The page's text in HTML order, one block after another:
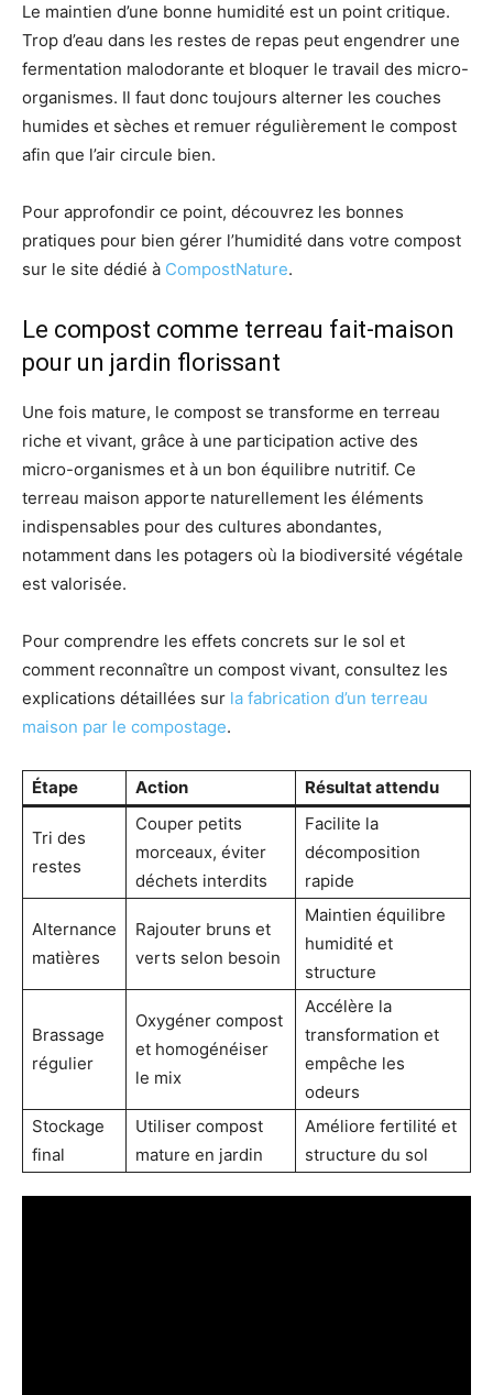
Le maintien d’une bonne humidité est un point critique.
Trop d’eau dans les restes de repas peut engendrer une
fermentation malodorante et bloquer le travail des micro-
organismes. Il faut donc toujours alterner les couches
humides et sèches et remuer régulièrement le compost
afin que l’air circule bien.
Pour approfondir ce point, découvrez les bonnes
pratiques pour bien gérer l’humidité dans votre compost
sur le site dédié à CompostNature.
Le compost comme terreau fait-maison
pour un jardin florissant
Une fois mature, le compost se transforme en terreau
riche et vivant, grâce à une participation active des
micro-organismes et à un bon équilibre nutritif. Ce
terreau maison apporte naturellement les éléments
indispensables pour des cultures abondantes,
notamment dans les potagers où la biodiversité végétale
est valorisée.
Pour comprendre les effets concrets sur le sol et
comment reconnaître un compost vivant, consultez les
explications détaillées sur la fabrication d’un terreau
maison par le compostage.
Étape Action Résultat attendu
Tri des
restes
Couper petits
morceaux, éviter
déchets interdits
Facilite la
décomposition
rapide
Alternance
matières
Rajouter bruns et
verts selon besoin
Maintien équilibre
humidité et
structure
Brassage
régulier
Oxygéner compost
et homogénéiser
le mix
Accélère la
transformation et
empêche les
odeurs
Stockage
final
Utiliser compost
mature en jardin
Améliore fertilité et
structure du sol